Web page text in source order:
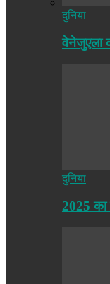
दुनिया
वेनेजुएला
दुनिया
2025 का